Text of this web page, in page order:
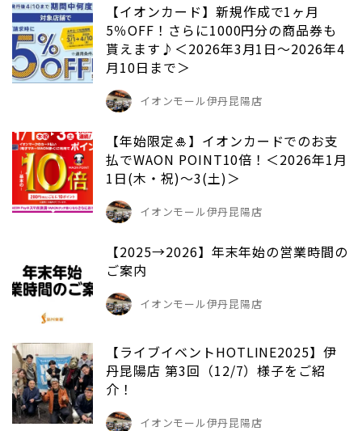
【イオンカード】新規作成で1ヶ月
5％OFF！さらに1000円分の商品券も
貰えます♪＜2026年3月1日～2026年4
月10日まで＞
イオンモール伊丹昆陽店
【年始限定🎍】イオンカードでのお支
払でWAON POINT10倍！＜2026年1月
1日(木・祝)〜3(土)＞
イオンモール伊丹昆陽店
【2025→2026】年末年始の営業時間の
ご案内
イオンモール伊丹昆陽店
【ライブイベントHOTLINE2025】伊
丹昆陽店 第3回（12/7）様子をご紹
介！
イオンモール伊丹昆陽店